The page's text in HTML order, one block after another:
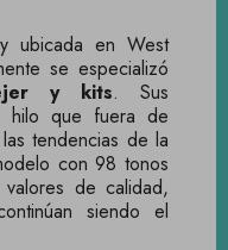
ubicada en West
se especializó
y kits. Sus
hilo que fuera de
tendencias de la
con 98 tonos
de calidad,
siendo el